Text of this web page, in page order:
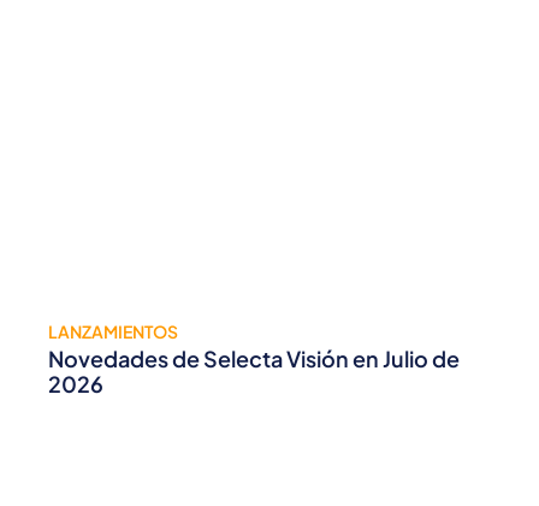
LANZAMIENTOS
Novedades de Selecta Visión en Julio de
2026